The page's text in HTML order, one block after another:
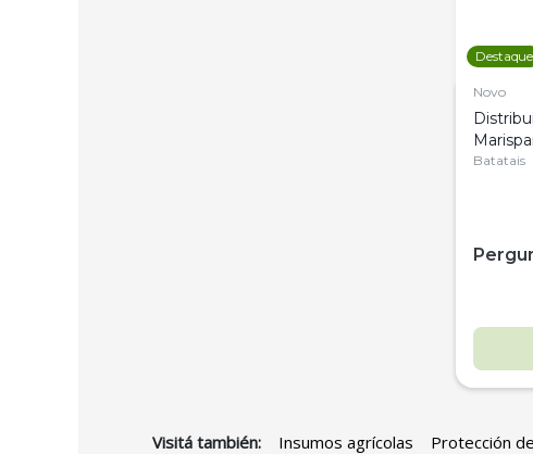
Destaque
Novo
Citrus
Batatais
Visitá también: Insumos agrícolas Protección